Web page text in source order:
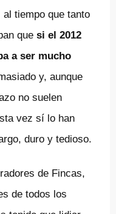
tiempo que tanto
que si el 2012
a ser mucho
y, aunque
no suelen
vez sí lo han
duro y tedioso.
de Fincas,
de todos los